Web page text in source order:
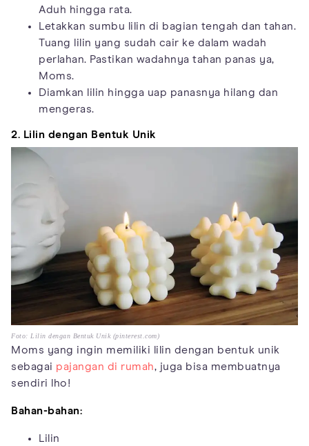
Aduh hingga rata.
Letakkan sumbu lilin di bagian tengah dan tahan.
Tuang lilin yang sudah cair ke dalam wadah
perlahan. Pastikan wadahnya tahan panas ya,
Moms.
Diamkan lilin hingga uap panasnya hilang dan
mengeras.
2. Lilin dengan Bentuk Unik
Foto: Lilin dengan Bentuk Unik (pinterest.com)
Moms yang ingin memiliki lilin dengan bentuk unik
sebagai pajangan di rumah, juga bisa membuatnya
sendiri lho!
Bahan-bahan:
Lilin